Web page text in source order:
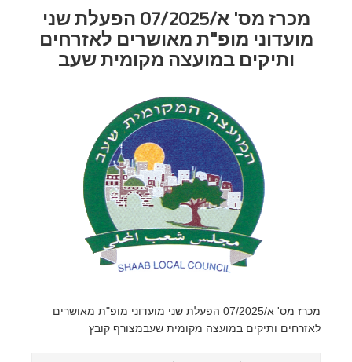
מכרז מס' א/07/2025 הפעלת שני
מועדוני מופ"ת מאושרים לאזרחים
ותיקים במועצה מקומית שעב
מכרז מס' א/07/2025 הפעלת שני מועדוני מופ"ת מאושרים
לאזרחים ותיקים במועצה מקומית שעבמצורף קובץ